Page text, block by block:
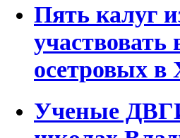
Пять калуг
участвовать
осетровых в
Ученые